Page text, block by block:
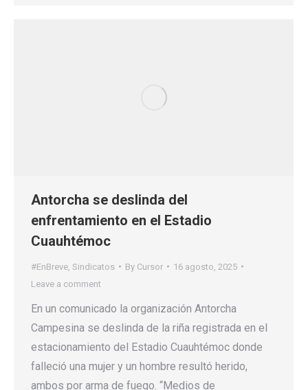
Antorcha se deslinda del
enfrentamiento en el Estadio
Cuauhtémoc
#EnBreve Sindicatos By Cursor
16 agosto, 2025
Leave a comment
En un comunicado la organización Antorcha
Campesina se deslinda de la riña registrada en el
estacionamiento del Estadio Cuauhtémoc donde
falleció una mujer y un hombre resultó herido,
ambos por arma de fuego. “Medios de